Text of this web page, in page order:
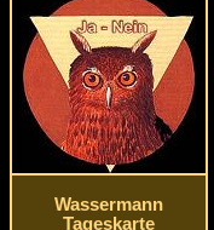
Wassermann
Tageskarte